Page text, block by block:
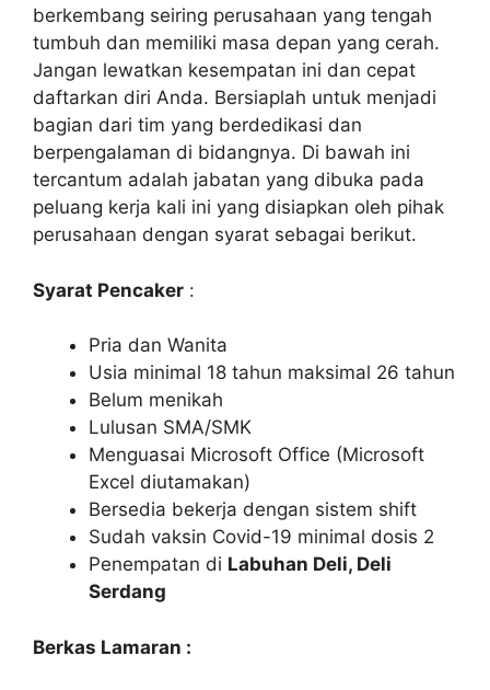
berkembang seiring perusahaan yang tengah
tumbuh dan memiliki masa depan yang cerah.
Jangan lewatkan kesempatan ini dan cepat
daftarkan diri Anda. Bersiaplah untuk menjadi
bagian dari tim yang berdedikasi dan
berpengalaman di bidangnya. Di bawah ini
tercantum adalah jabatan yang dibuka pada
peluang kerja kali ini yang disiapkan oleh pihak
perusahaan dengan syarat sebagai berikut.
Syarat Pencaker :
Pria dan Wanita
Usia minimal 18 tahun maksimal 26 tahun
Belum menikah
Lulusan SMA/SMK
Menguasai Microsoft Office (Microsoft
Excel diutamakan)
Bersedia bekerja dengan sistem shift
Sudah vaksin Covid-19 minimal dosis 2
Penempatan di Labuhan Deli, Deli
Serdang
Berkas Lamaran :